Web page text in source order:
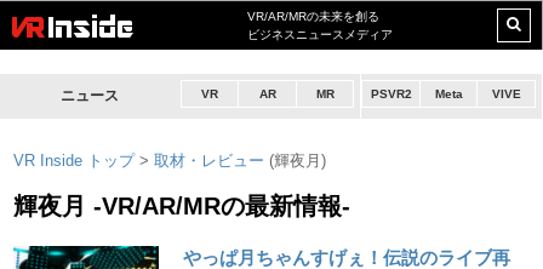
VR/AR/MRの未来を創る
ビジネスニュースメディア
ニュース VR AR MR PSVR2 Meta VIVE
VR Inside トップ >取材・レビュー (輝夜月)
輝夜月 -VR/AR/MRの最新情報-
やっぱ月ちゃんすげぇ！伝説のライブ再